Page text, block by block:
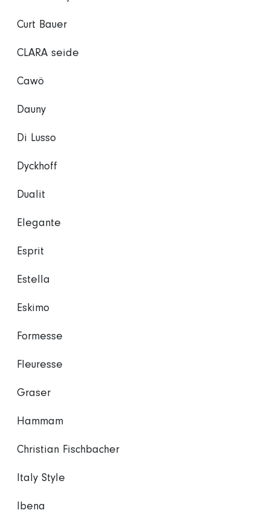
Curt Bauer
CLARA seide
Cawö
Dauny
Di Lusso
Dyckhoff
Dualit
Elegante
Esprit
Estella
Eskimo
Formesse
Fleuresse
Graser
Hammam
Christian Fischbacher
Italy Style
Ibena